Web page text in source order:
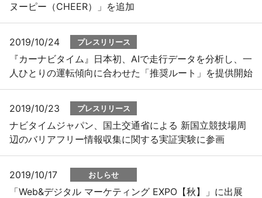
ヌーピー（CHEER）」を追加
2019/10/24 プレスリリース
『カーナビタイム』日本初、AIで走行データを分析し、一
人ひとりの運転傾向に合わせた「推奨ルート」を提供開始
2019/10/23 プレスリリース
ナビタイムジャパン、国土交通省による 新国立競技場周
辺のバリアフリー情報収集に関する実証実験に参画
2019/10/17 おしらせ
「Web&デジタル マーケティング EXPO【秋】」に出展